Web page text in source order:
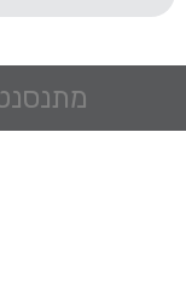
מתנסנט חוגים